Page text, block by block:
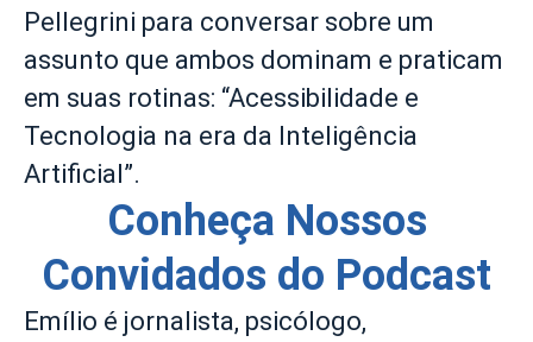
Pellegrini para conversar sobre um
assunto que ambos dominam e praticam
em suas rotinas: “Acessibilidade e
Tecnologia na era da Inteligência
Artificial”.
Conheça Nossos
Convidados do Podcast
Emílio é jornalista, psicólogo,